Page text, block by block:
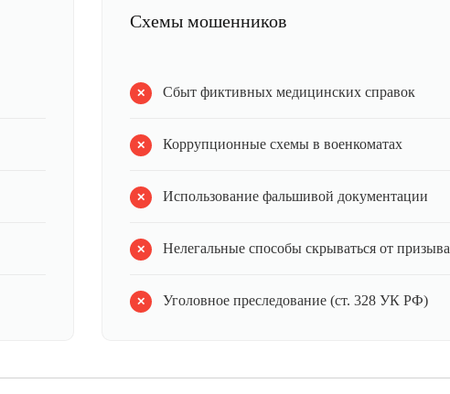
Схемы мошенников
Сбыт фиктивных медицинских справок
Коррупционные схемы в военкоматах
Использование фальшивой документации
Нелегальные способы скрываться от призыва
Уголовное преследование (ст. 328 УК РФ)